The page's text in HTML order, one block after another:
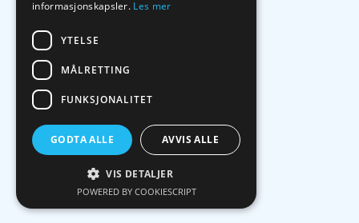
informasjonskapsler. Les mer
YTELSE
MÅLRETTING
FUNKSJONALITET
GODTA ALLE AVVIS ALLE
VIS DETALJER
POWERED BY COOKIESCRIPT